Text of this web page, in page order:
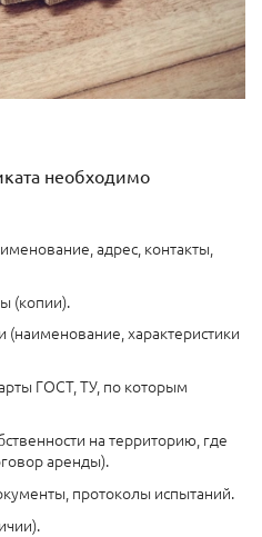
необходимо
адрес, контакты,
(копии).
характеристики
ГОСТ, ТУ, по которым
на территорию, где
аренды).
протоколы испытаний.